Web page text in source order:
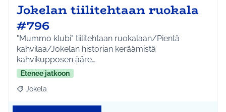
Jokelan tiilitehtaan ruokala
#796
"Mummo klubi" tiilitehtaan ruokalaan/Pientä
kahvilaa/Jokelan historian keräämistä
kahvikupposen ääre…
Etenee jatkoon
Rajaa tulokset aihepiirin mukaan: Jokela
Jokela